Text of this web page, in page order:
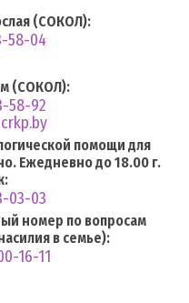
(СОКОЛ):
58-04
(СОКОЛ):
58-92
помощи для
Ежедневно до 18.00 г.
03-03
номер по вопросам
в семье):
16-11